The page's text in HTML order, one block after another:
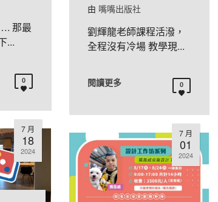
那最
...
0
由 嘴嘴出版社
劉輝龍老師課程活潑，
全程沒有冷場 教學現...
閱讀更多 0
7 月
18
2024
7 月
01
2024